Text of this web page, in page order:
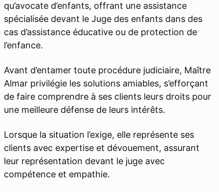
qu’avocate d’enfants, offrant une assistance
spécialisée devant le Juge des enfants dans des
cas d’assistance éducative ou de protection de
l’enfance.
Avant d’entamer toute procédure judiciaire, Maître
Almar privilégie les solutions amiables, s’efforçant
de faire comprendre à ses clients leurs droits pour
une meilleure défense de leurs intérêts.
Lorsque la situation l’exige, elle représente ses
clients avec expertise et dévouement, assurant
leur représentation devant le juge avec
compétence et empathie.